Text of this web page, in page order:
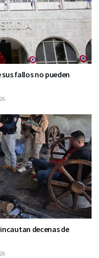
fallos no pueden
decenas de